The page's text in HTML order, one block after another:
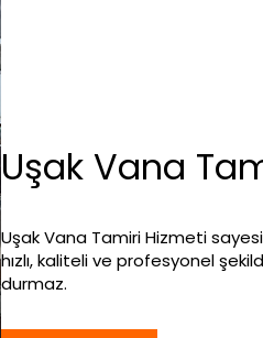
Uşak Vana
Uşak Vana Tamiri Hizmeti
hızlı, kaliteli ve profesyonel
durmaz.